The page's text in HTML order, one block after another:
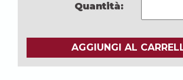
Quantità:
AGGIUNGI AL